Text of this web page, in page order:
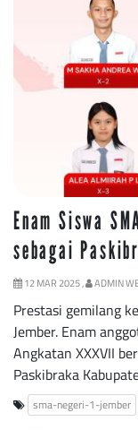
Enam Siswa
sebagai
12 MAR 2025 , ADMIN
Prestasi gemilang
Jember. Enam
Angkatan XXXVII
Paskibraka
sma-negeri-1-jember